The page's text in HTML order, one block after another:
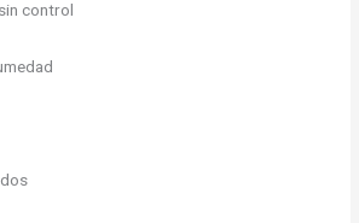
control